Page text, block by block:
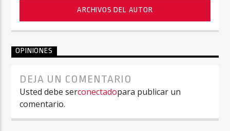
ARCHIVOS DEL AUTOR
OPINIONES
DEJA UN COMENTARIO
Usted debe serconectadopara publicar un
comentario.